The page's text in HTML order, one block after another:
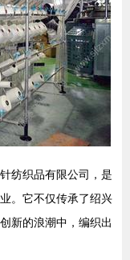
纺织品有限公司，是
。它不仅传承了绍兴
新的浪潮中，编织出